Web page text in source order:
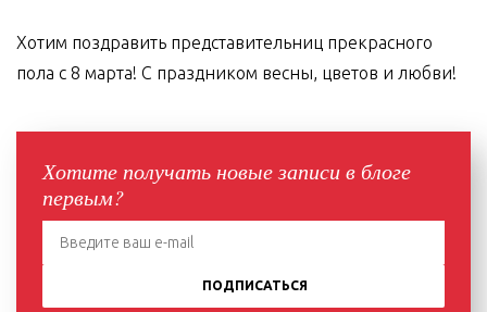
Хотим поздравить представительниц прекрасного
пола с 8 марта! С праздником весны, цветов и любви!
Хотите получать новые записи в блоге
первым?
ПОДПИСАТЬСЯ